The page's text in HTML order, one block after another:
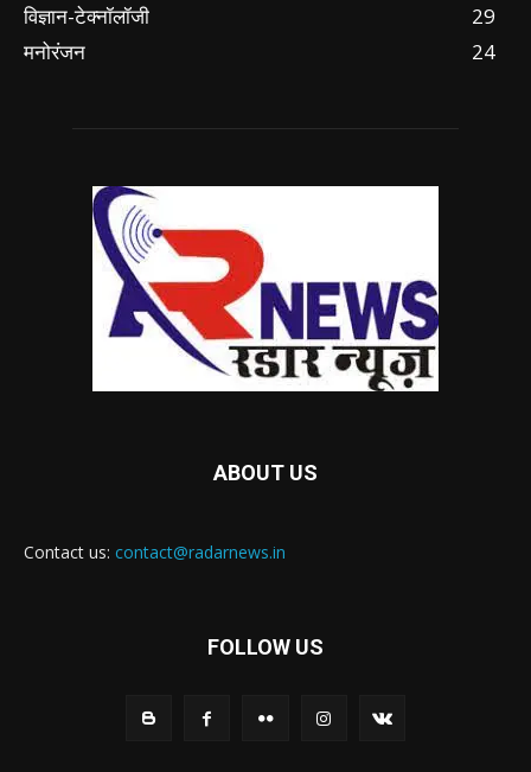
विज्ञान-टेक्नॉलॉजी
29
मनोरंजन
24
ABOUT US
Contact us: contact@radarnews.in
FOLLOW US